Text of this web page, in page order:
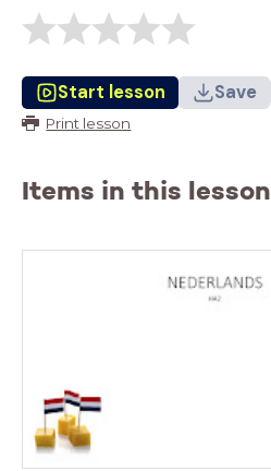
Start lesson Save
Print lesson
Items in this lesson